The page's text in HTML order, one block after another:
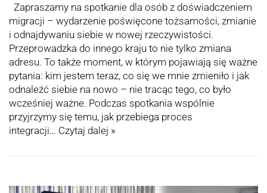
Zapraszamy na spotkanie dla osób z doświadczeniem
migracji – wydarzenie poświęcone tożsamości, zmianie
i odnajdywaniu siebie w nowej rzeczywistości.
Przeprowadzka do innego kraju to nie tylko zmiana
adresu. To także moment, w którym pojawiają się ważne
pytania: kim jestem teraz, co się we mnie zmieniło i jak
odnaleźć siebie na nowo – nie tracąc tego, co było
wcześniej ważne. Podczas spotkania wspólnie
przyjrzymy się temu, jak przebiega proces
integracji… Czytaj dalej »